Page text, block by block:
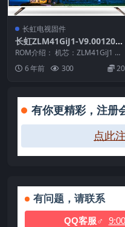
长虹电视固件
长虹ZLM41GiJ1-V9.00120整
机原厂刷机固件下载
ROM介绍： 机芯：ZLM41GiJ1 固
件版本：V9.00120 适用机型：
请...6 年前 300 20
有你更精彩，注册
点此
有问题，请联系
QQ客服♂